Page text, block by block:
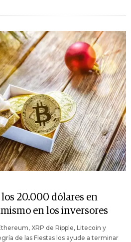
20.000 dólares en
en los inversores
XRP de Ripple, Litecoin y
de las Fiestas los ayude a terminar